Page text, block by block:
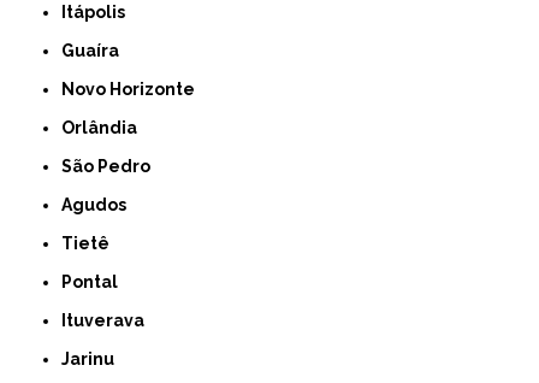
Itápolis
Guaíra
Novo Horizonte
Orlândia
São Pedro
Agudos
Tietê
Pontal
Ituverava
Jarinu